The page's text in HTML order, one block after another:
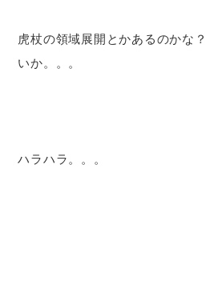
虎杖の領域展開とかあるのかな？
いか。。。
ハラハラ。。。